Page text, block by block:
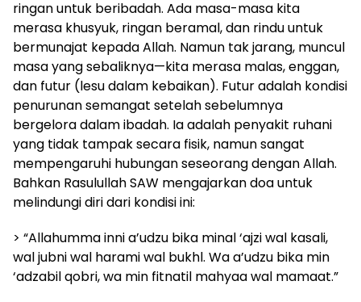
ringan untuk beribadah. Ada masa-masa kita
merasa khusyuk, ringan beramal, dan rindu untuk
bermunajat kepada Allah. Namun tak jarang, muncul
masa yang sebaliknya—kita merasa malas, enggan,
dan futur (lesu dalam kebaikan). Futur adalah kondisi
penurunan semangat setelah sebelumnya
bergelora dalam ibadah. Ia adalah penyakit ruhani
yang tidak tampak secara fisik, namun sangat
mempengaruhi hubungan seseorang dengan Allah.
Bahkan Rasulullah SAW mengajarkan doa untuk
melindungi diri dari kondisi ini:
> “Allahumma inni a’udzu bika minal ‘ajzi wal kasali,
wal jubni wal harami wal bukhl. Wa a’udzu bika min
‘adzabil qobri, wa min fitnatil mahyaa wal mamaat.”